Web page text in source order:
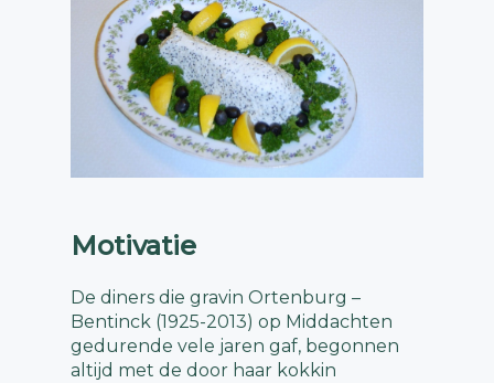
Motivatie
De diners die gravin Ortenburg –
Bentinck (1925-2013) op Middachten
gedurende vele jaren gaf, begonnen
altijd met de door haar kokkin